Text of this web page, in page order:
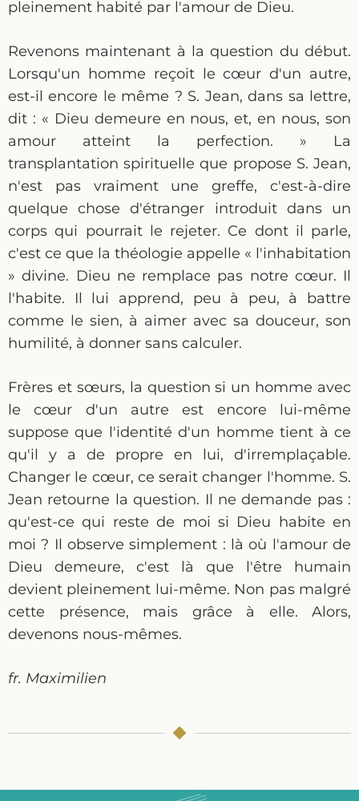
pleinement habité par l'amour de Dieu.
Revenons maintenant à la question du début.
Lorsqu'un homme reçoit le cœur d'un autre,
est-il encore le même ? S. Jean, dans sa lettre,
dit : « Dieu demeure en nous, et, en nous, son
amour atteint la perfection. » La
transplantation spirituelle que propose S. Jean,
n'est pas vraiment une greffe, c'est-à-dire
quelque chose d'étranger introduit dans un
corps qui pourrait le rejeter. Ce dont il parle,
c'est ce que la théologie appelle « l'inhabitation
» divine. Dieu ne remplace pas notre cœur. Il
l'habite. Il lui apprend, peu à peu, à battre
comme le sien, à aimer avec sa douceur, son
humilité, à donner sans calculer.
Frères et sœurs, la question si un homme avec
le cœur d'un autre est encore lui-même
suppose que l'identité d'un homme tient à ce
qu'il y a de propre en lui, d'irremplaçable.
Changer le cœur, ce serait changer l'homme. S.
Jean retourne la question. Il ne demande pas :
qu'est-ce qui reste de moi si Dieu habite en
moi ? Il observe simplement : là où l'amour de
Dieu demeure, c'est là que l'être humain
devient pleinement lui-même. Non pas malgré
cette présence, mais grâce à elle. Alors,
devenons nous-mêmes.
fr. Maximilien